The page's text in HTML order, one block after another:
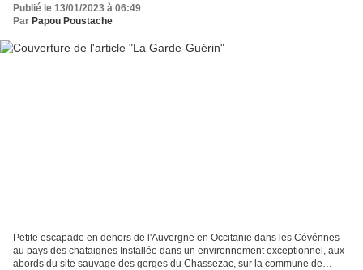
Publié le 13/01/2023 à 06:49
Par Papou Poustache
Petite escapade en dehors de l'Auvergne en Occitanie dans les Cévénnes
au pays des chataignes Installée dans un environnement exceptionnel, aux
abords du site sauvage des gorges du Chassezac, sur la commune de